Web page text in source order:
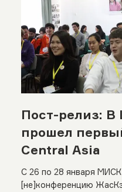
Пост-релиз:
прошел
Central Asia
С 26 по 28 января МИСК
[не]конференцию